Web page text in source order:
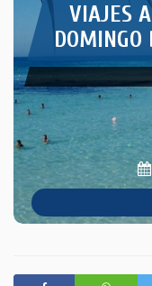
VIAJES
DOMINGO